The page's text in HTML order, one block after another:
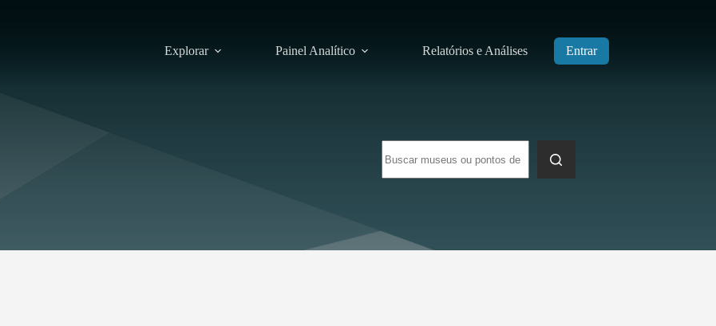
Explorar Painel Analítico Relatórios e Análises Entrar
resultados